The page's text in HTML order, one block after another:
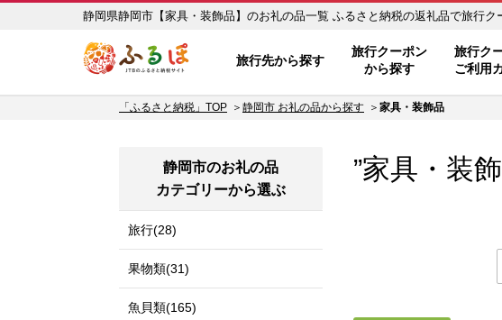
静岡県静岡市【家具・装飾品】のお礼の品一覧
旅行先から探す
旅行クーポン
から探す
旅行ク
ご利用
「ふるさと納税」TOP 静岡市 お礼の品から探す 家具・装飾品
”家具・装
静岡市のお礼の品
カテゴリーから選ぶ
旅行(28)
果物類(31)
魚貝類(165)